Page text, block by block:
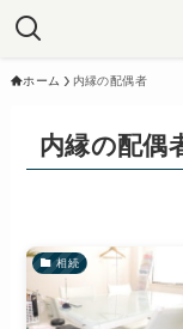
ホーム 内縁の配偶者
内縁の配偶
相続